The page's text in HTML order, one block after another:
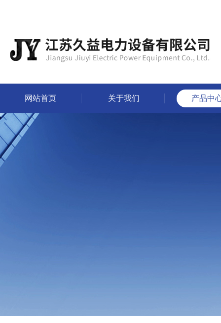
网站首页 关于我们 产品中